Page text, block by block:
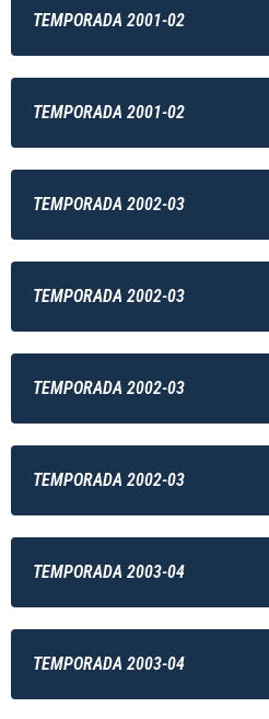
TEMPORADA 2001-02
TEMPORADA 2001-02
TEMPORADA 2002-03
TEMPORADA 2002-03
TEMPORADA 2002-03
TEMPORADA 2002-03
TEMPORADA 2003-04
TEMPORADA 2003-04